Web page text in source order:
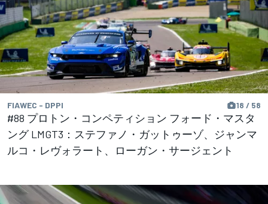
FIAWEC - DPPI 18 / 58
#88 プロトン・コンペティション フォード・マスタ
ング LMGT3：ステファノ・ガットゥーゾ、ジャンマ
ルコ・レヴォラート、ローガン・サージェント